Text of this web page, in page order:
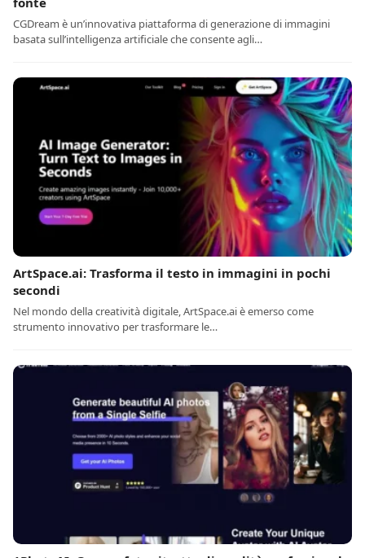
CGDream è un’innovativa piattaforma di generazione di immagini
basata sull’intelligenza artificiale che consente agli…
ArtSpace.ai: Trasforma il testo in immagini in pochi
secondi
Nel mondo della creatività digitale, ArtSpace.ai è emerso come
strumento innovativo per trasformare le…